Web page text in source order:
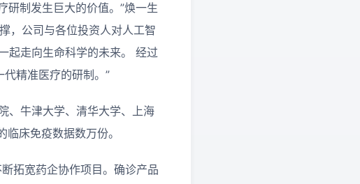
研制发生巨大的价值。”焕一生
，公司与各位投资人对人工智
起走向生命科学的未来。 经过
精准医疗的研制。”
、牛津大学、清华大学、上海
床免疫数据数万份。
拓宽药企协作项目。确诊产品